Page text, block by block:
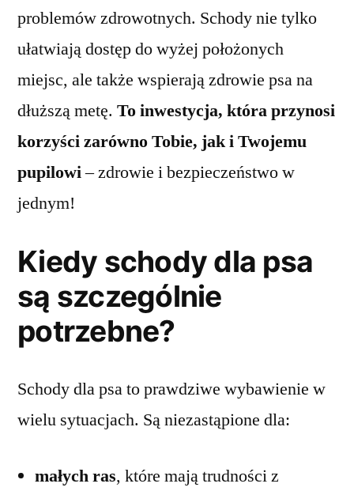
problemów zdrowotnych. Schody nie tylko
ułatwiają dostęp do wyżej położonych
miejsc, ale także wspierają zdrowie psa na
dłuższą metę. To inwestycja, która przynosi
korzyści zarówno Tobie, jak i Twojemu
pupilowi– zdrowie i bezpieczeństwo w
jednym!
Kiedy schody dla psa
są szczególnie
potrzebne?
Schody dla psa to prawdziwe wybawienie w
wielu sytuacjach. Są niezastąpione dla:
małych ras, które mają trudności z